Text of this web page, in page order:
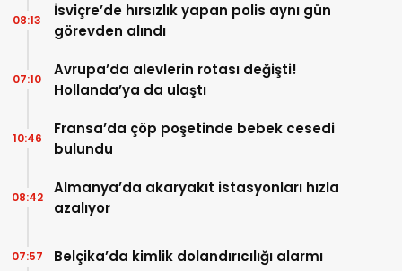
İsviçre’de hırsızlık yapan polis aynı gün
görevden alındı
08:13
Avrupa’da alevlerin rotası değişti!
Hollanda’ya da ulaştı
07:10
Fransa’da çöp poşetinde bebek cesedi
bulundu
10:46
Almanya’da akaryakıt istasyonları hızla
azalıyor
08:42
Belçika’da kimlik dolandırıcılığı alarmı
07:57